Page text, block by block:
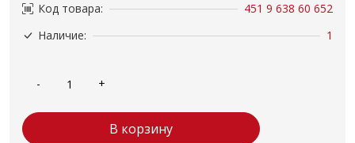
Код товара:
451 9 638 60 652
Наличие:
1
В корзину